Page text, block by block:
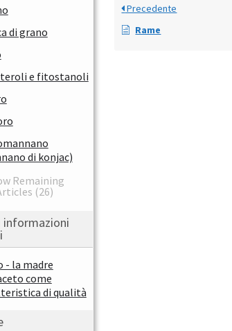
di grano
e fitostanoli
di konjac)
Remaining
(26)
informazioni
- la madre
come
di qualità
Precedente
Rame